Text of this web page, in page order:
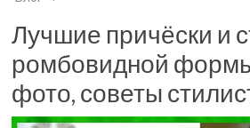
Лучшие причёски и
ромбовидной
фото, советы